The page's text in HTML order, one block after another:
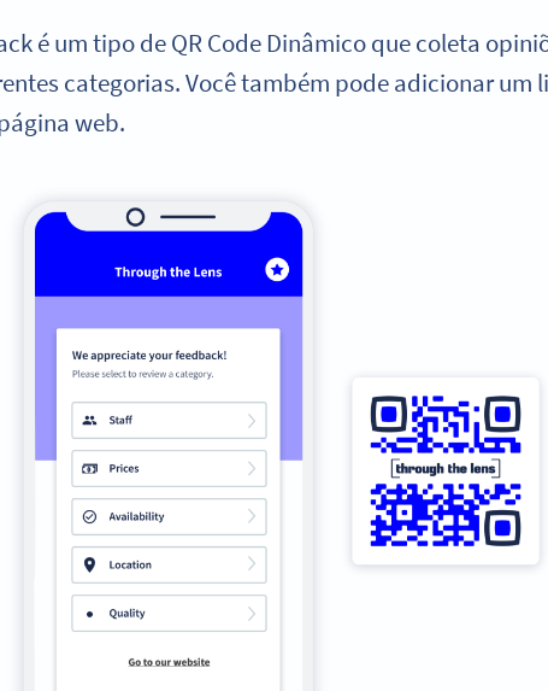
é um tipo de QR Code Dinâmico que coleta
categorias. Você também pode adicionar um
web.